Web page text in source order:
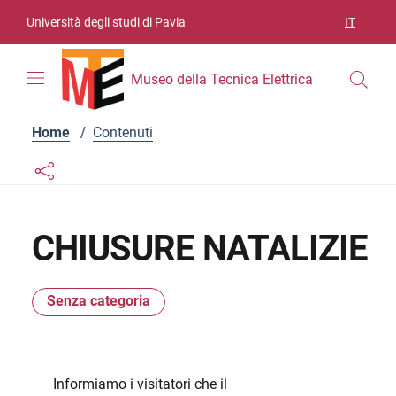
Università degli studi di Pavia IT
Museo della Tecnica Elettrica
Home / Contenuti
Links condivisione social
Bottone condivisione social
CHIUSURE NATALIZIE
Senza categoria
Informiamo i visitatori che il